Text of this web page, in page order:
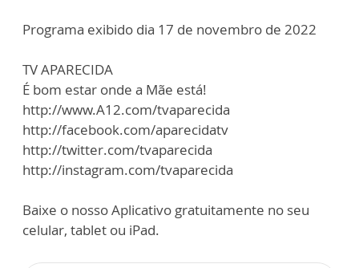
Programa exibido dia 17 de novembro de 2022
TV APARECIDA
É bom estar onde a Mãe está!
http://www.A12.com/tvaparecida
http://facebook.com/aparecidatv
http://twitter.com/tvaparecida
http://instagram.com/tvaparecida
Baixe o nosso Aplicativo gratuitamente no seu
celular, tablet ou iPad.